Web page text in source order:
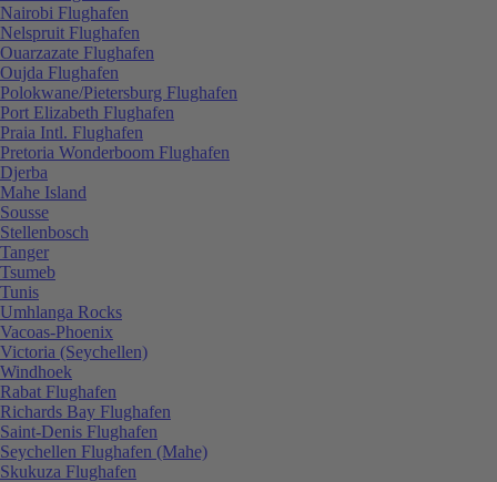
Nairobi Flughafen
Nelspruit Flughafen
Ouarzazate Flughafen
Oujda Flughafen
Polokwane/Pietersburg Flughafen
Port Elizabeth Flughafen
Praia Intl. Flughafen
Pretoria Wonderboom Flughafen
Djerba
Mahe Island
Sousse
Stellenbosch
Tanger
Tsumeb
Tunis
Umhlanga Rocks
Vacoas-Phoenix
Victoria (Seychellen)
Windhoek
Rabat Flughafen
Richards Bay Flughafen
Saint-Denis Flughafen
Seychellen Flughafen (Mahe)
Skukuza Flughafen